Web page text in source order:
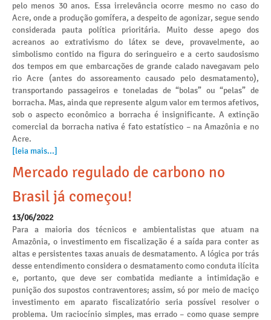
pelo menos 30 anos. Essa irrelevância ocorre mesmo no caso do
Acre, onde a produção gomífera, a despeito de agonizar, segue sendo
considerada pauta política prioritária. Muito desse apego dos
acreanos ao extrativismo do látex se deve, provavelmente, ao
simbolismo contido na figura do seringueiro e a certo saudosismo
dos tempos em que embarcações de grande calado navegavam pelo
rio Acre (antes do assoreamento causado pelo desmatamento),
transportando passageiros e toneladas de “bolas” ou “pelas” de
borracha. Mas, ainda que represente algum valor em termos afetivos,
sob o aspecto econômico a borracha é insignificante. A extinção
comercial da borracha nativa é fato estatístico – na Amazônia e no
Acre.
[leia mais...]
Mercado regulado de carbono no
Brasil já começou!
13/06/2022
Para a maioria dos técnicos e ambientalistas que atuam na
Amazônia, o investimento em fiscalização é a saída para conter as
altas e persistentes taxas anuais de desmatamento. A lógica por trás
desse entendimento considera o desmatamento como conduta ilícita
e, portanto, que deve ser combatida mediante a intimidação e
punição dos supostos contraventores; assim, só por meio de maciço
investimento em aparato fiscalizatório seria possível resolver o
problema. Um raciocínio simples, mas errado – como quase sempre